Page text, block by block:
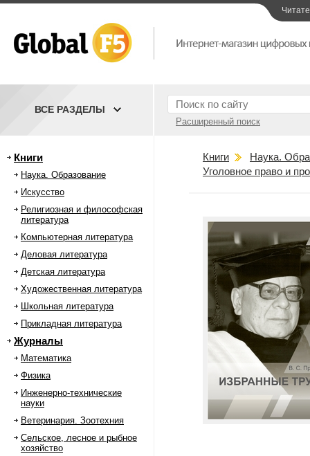
Расширенный поиск
ВСЕ РАЗДЕЛЫ
Книги
Наука. Образование
Искусство
Религиозная и философская
литература
Компьютерная литература
Деловая литература
Детская литература
Художественная литература
Школьная литература
Прикладная литература
Журналы
Математика
Физика
Инженерно-технические
науки
Ветеринария. Зоотехния
Сельское, лесное и рыбное
хозяйство
Книги
Наука.
Уголовное право и